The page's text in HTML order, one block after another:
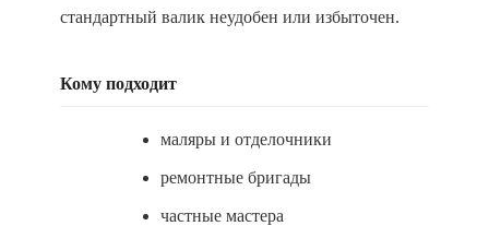
стандартный валик неудобен или избыточен.
Кому подходит
маляры и отделочники
ремонтные бригады
частные мастера